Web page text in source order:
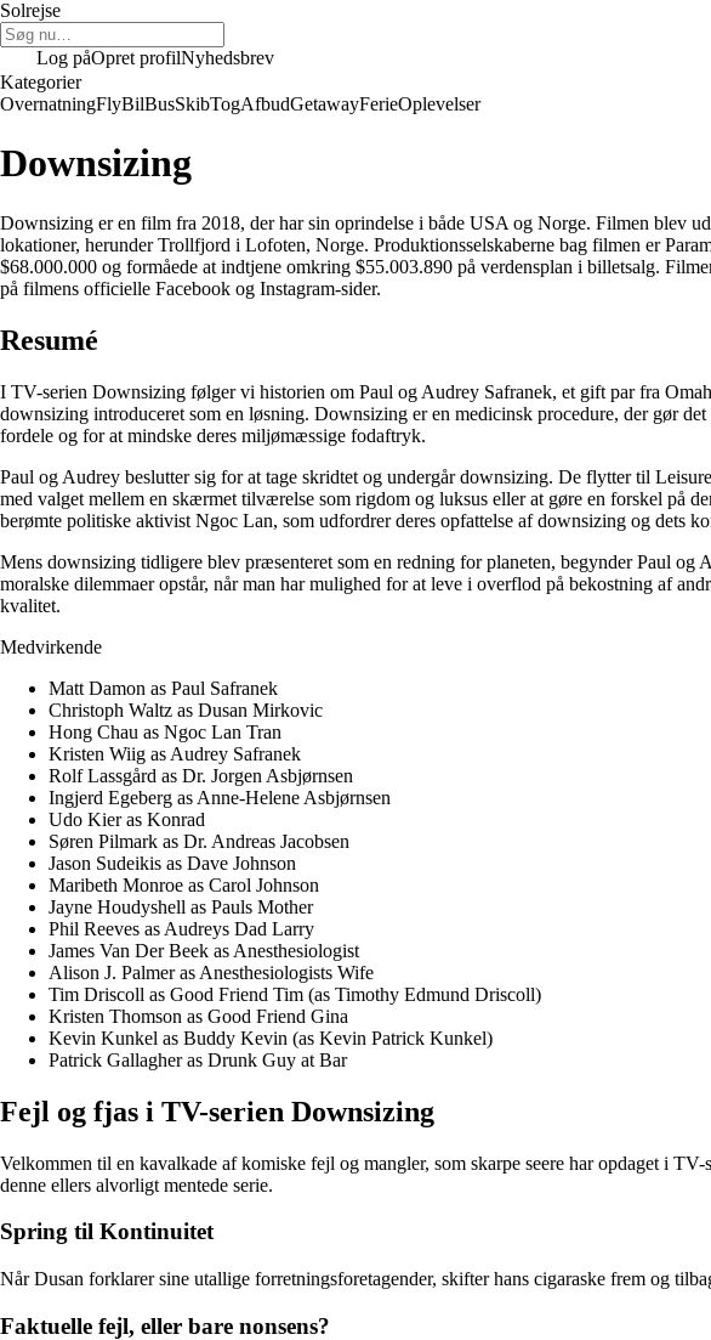
Solrejse
Log påOpret profilNyhedsbrev
Kategorier
OvernatningFlyBilBusSkibTogAfbudGetawayFerieOplevelser
Downsizing
Downsizing er en film fra 2018, der har sin oprindelse i både USA og Norge. Filmen blev
lokationer, herunder Trollfjord i Lofoten, Norge. Produktionsselskaberne bag filmen er
$68.000.000 og formåede at indtjene omkring $55.003.890 på verdensplan i billetsalg.
på filmens officielle Facebook og Instagram-sider.
Resumé
I TV-serien Downsizing følger vi historien om Paul og Audrey Safranek, et gift par fra
downsizing introduceret som en løsning. Downsizing er en medicinsk procedure, der gør
fordele og for at mindske deres miljømæssige fodaftryk.
Paul og Audrey beslutter sig for at tage skridtet og undergår downsizing. De flytter til
med valget mellem en skærmet tilværelse som rigdom og luksus eller at gøre en forskel på
berømte politiske aktivist Ngoc Lan, som udfordrer deres opfattelse af downsizing og dets
Mens downsizing tidligere blev præsenteret som en redning for planeten, begynder Paul
moralske dilemmaer opstår, når man har mulighed for at leve i overflod på bekostning af
kvalitet.
Medvirkende
Matt Damon as Paul Safranek
Christoph Waltz as Dusan Mirkovic
Hong Chau as Ngoc Lan Tran
Kristen Wiig as Audrey Safranek
Rolf Lassgård as Dr. Jorgen Asbjørnsen
Ingjerd Egeberg as Anne-Helene Asbjørnsen
Udo Kier as Konrad
Søren Pilmark as Dr. Andreas Jacobsen
Jason Sudeikis as Dave Johnson
Maribeth Monroe as Carol Johnson
Jayne Houdyshell as Pauls Mother
Phil Reeves as Audreys Dad Larry
James Van Der Beek as Anesthesiologist
Alison J. Palmer as Anesthesiologists Wife
Tim Driscoll as Good Friend Tim (as Timothy Edmund Driscoll)
Kristen Thomson as Good Friend Gina
Kevin Kunkel as Buddy Kevin (as Kevin Patrick Kunkel)
Patrick Gallagher as Drunk Guy at Bar
Fejl og fjas i TV-serien Downsizing
Velkommen til en kavalkade af komiske fejl og mangler, som skarpe seere har opdaget i
denne ellers alvorligt mentede serie.
Spring til Kontinuitet
Når Dusan forklarer sine utallige forretningsforetagender, skifter hans cigaraske frem og
Faktuelle fejl, eller bare nonsens?